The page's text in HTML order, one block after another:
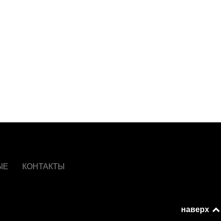
КОНТАКТЫ
наверх